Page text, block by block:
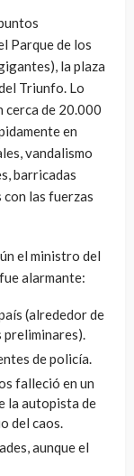
Parque de los
la plaza
Triunfo. Lo
cerca de 20.000
en
vandalismo
barricadas
las fuerzas
el ministro del
alarmante:
(alrededor de
preliminares).
de policía.
falleció en un
la autopista de
del caos.
aunque el